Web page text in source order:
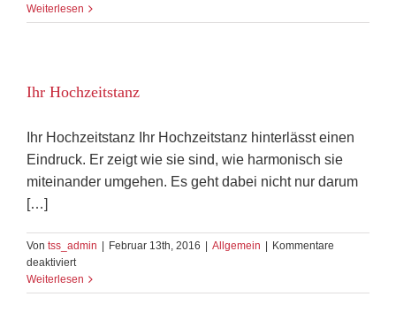
Hochzeit
Tanzkurs
Weiterlesen
Ihr Hochzeitstanz
Ihr Hochzeitstanz Ihr Hochzeitstanz hinterlässt einen
Eindruck. Er zeigt wie sie sind, wie harmonisch sie
miteinander umgehen. Es geht dabei nicht nur darum
[…]
Von tss_admin Februar 13th, 2016 Allgemein
Kommentare
deaktiviertfür
Ihr
Hochzeitstanz
Weiterlesen